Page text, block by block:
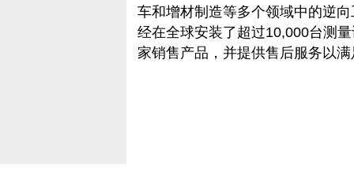
车和增材制造等多个领域中的逆
经在全球安装了超过10,000台测
家销售产品，并提供售后服务以